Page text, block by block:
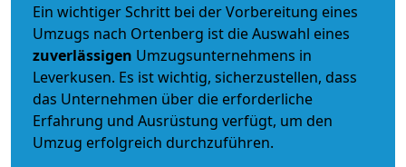
Ein wichtiger Schritt bei der Vorbereitung eines
Umzugs nach Ortenberg ist die Auswahl eines
zuverlässigen Umzugsunternehmens in
Leverkusen. Es ist wichtig, sicherzustellen, dass
das Unternehmen über die erforderliche
Erfahrung und Ausrüstung verfügt, um den
Umzug erfolgreich durchzuführen.